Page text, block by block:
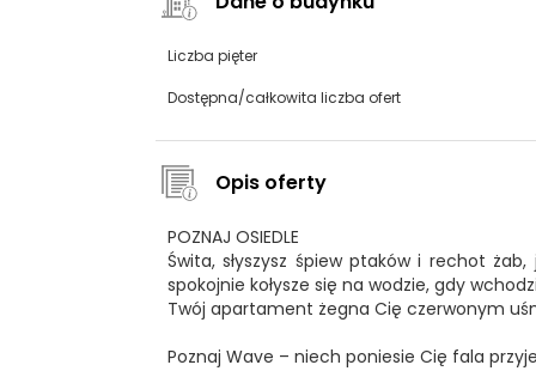
Liczba pięter
Dostępna/całkowita liczba ofert
Opis oferty
POZNAJ OSIEDLE
Świta, słyszysz śpiew ptaków i rechot
spokojnie kołysze się na wodzie, gdy
Twój apartament żegna Cię czerwonym
Poznaj Wave – niech poniesie Cię fala